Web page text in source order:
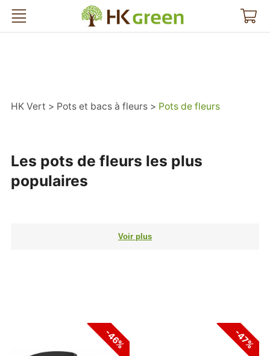
HK Vert
HK Vert Pots et bacs à fleurs Pots de fleurs
Les pots de fleurs les plus
populaires
-46% -47%